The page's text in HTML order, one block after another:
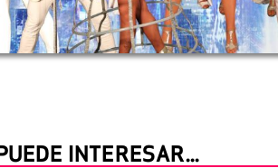
INTERESAR...